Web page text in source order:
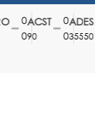
ACST
90
ADES
35550